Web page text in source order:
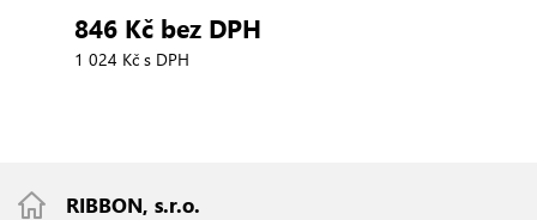
846 Kč bez DPH
1 024 Kč s DPH
RIBBON, s.r.o.